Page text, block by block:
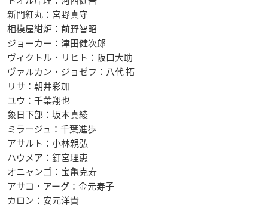
新門紅丸：宮野真守
相模屋紺炉：前野智昭
ジョーカー：津田健次郎
ヴィクトル・リヒト：阪口大助
ヴァルカン・ジョゼフ：八代 拓
リサ：朝井彩加
ユウ：千葉翔也
象日下部：坂本真綾
ミラージュ：千葉進歩
アサルト：小林親弘
ハウメア：釘宮理恵
オニャンゴ：宝亀克寿
アサコ・アーグ：金元寿子
カロン：安元洋貴